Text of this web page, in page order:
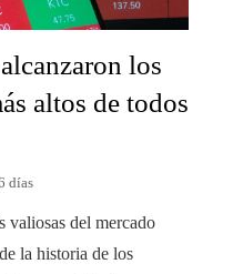
los
altos de todos
días
valiosas del mercado
la historia de los